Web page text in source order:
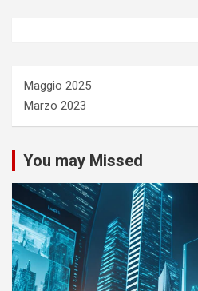
Maggio 2025
Marzo 2023
You may Missed